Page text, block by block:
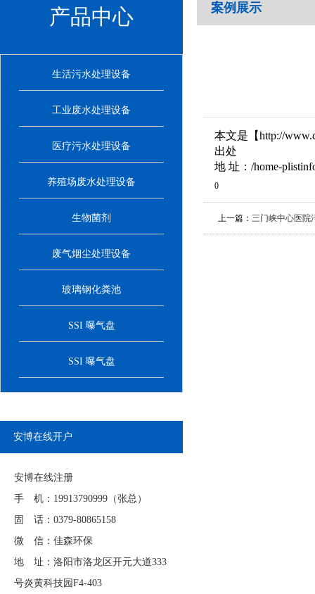
产品中心
生活污水处理设备
工业废水处理设备
医疗污水处理设备
养殖场废水处理设备
生物菌剂
废气烟尘处理设备
玻璃钢化粪池
SSI 曝气盘
SSI 曝气盘
安博在线开户
安博在线注册
手 机：19913790999（张总）
固 话：0379-80865158
微 信：佳森环保
地 址：洛阳市洛龙区开元大道333
号炎黄科技园F4-403
案例展示
本文是【http://
出处
地 址：/home-
0
上一篇： 三门峡中心医院